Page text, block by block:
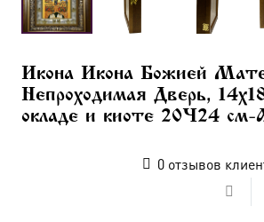
Икона Икона Божией
Непроходимая Дверь,
окладе и киоте 20×24 см-
0отзывов